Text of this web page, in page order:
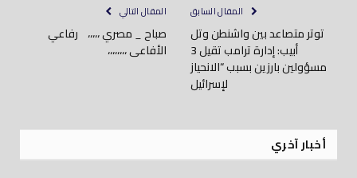
المقال السابق
توتر متصاعد بين واشنطن وتل
أبيب: إدارة ترامب تقيل 3
مسؤولين بارزين بسبب “الانحياز
لإسرائيل
المقال التالي
صباح _ مصري ،،،،، رفاعي
الأفاعى ،،،،،،،،
أخبار آخري